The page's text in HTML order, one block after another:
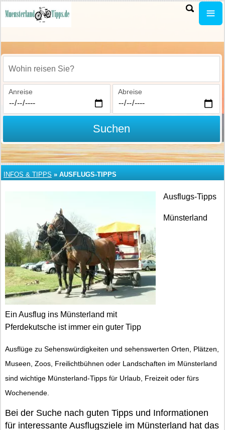
Wohin reisen Sie?
Anreise Abreise
Suchen
INFOS & TIPPS » AUSFLUGS-TIPPS
Ein Ausflug ins Münsterland mit
Pferdekutsche ist immer ein guter Tipp
Ausflugs-Tipps
Münsterland
Ausflüge zu Sehenswürdigkeiten und sehenswerten Orten, Plätzen,
Museen, Zoos, Freilichtbühnen oder Landschaften im Münsterland
sind wichtige Münsterland-Tipps für Urlaub, Freizeit oder fürs
Wochenende.
Bei der Suche nach guten Tipps und Informationen
für interessante Ausflugsziele im Münsterland hat das